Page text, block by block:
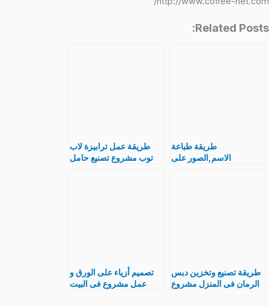
Related Posts:
طريقة طباعة
الاسم,الصور على
طريقة عمل ترابيزة لاب
توب مشروع تصنيع حامل
طريقة تصنيع وتخزين دبس
الرمان فى المنزل مشروع
تصميم أزياء على الورق و
عمل مشروع فى البيت